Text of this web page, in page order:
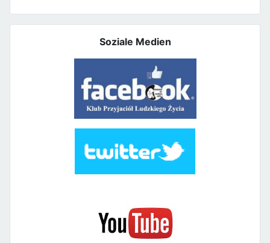
Soziale Medien